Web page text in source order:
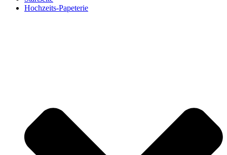
Hochzeits-Papeterie